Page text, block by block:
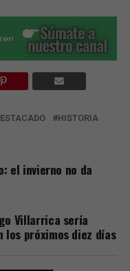
HISTORIA
el invierno no da
Villarrica sería
los próximos diez días